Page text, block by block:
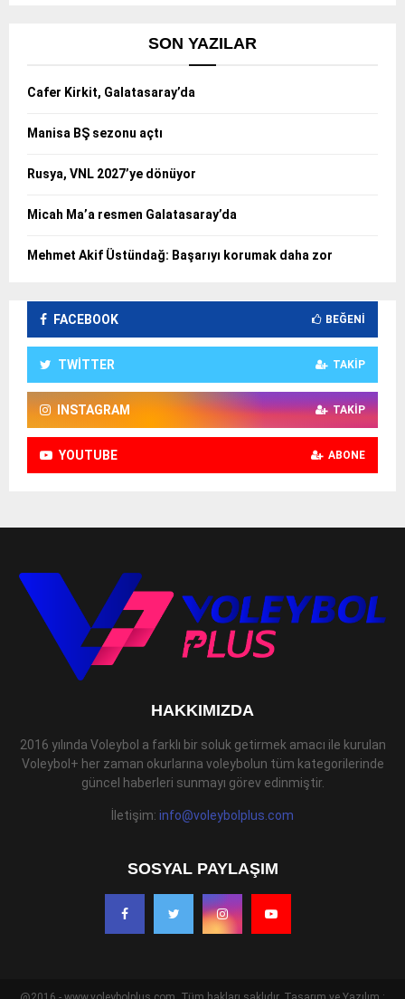
SON YAZILAR
Cafer Kirkit, Galatasaray’da
Manisa BŞ sezonu açtı
Rusya, VNL 2027’ye dönüyor
Micah Ma’a resmen Galatasaray’da
Mehmet Akif Üstündağ: Başarıyı korumak daha zor
FACEBOOK BEĞENI
TWITTER TAKIP
INSTAGRAM TAKIP
YOUTUBE ABONE
HAKKIMIZDA
2016 yılında Voleybol a farklı bir soluk getirmek amacı ile kurulan
Voleybol+ her zaman okurlarına voleybolun tüm kategorilerinde
güncel haberleri sunmayı görev edinmiştir.
İletişim: info@voleybolplus.com
SOSYAL PAYLAŞIM